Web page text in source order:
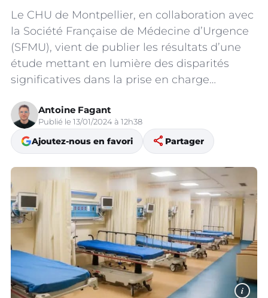
Le CHU de Montpellier, en collaboration avec
la Société Française de Médecine d’Urgence
(SFMU), vient de publier les résultats d’une
étude mettant en lumière des disparités
significatives dans la prise en charge…
Antoine Fagant
Publié le 13/01/2024 à 12h38
Ajoutez-nous en favori share Partager
i